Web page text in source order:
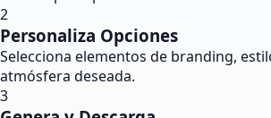
2
Personaliza Opciones
Selecciona elementos de branding,
atmósfera deseada.
3